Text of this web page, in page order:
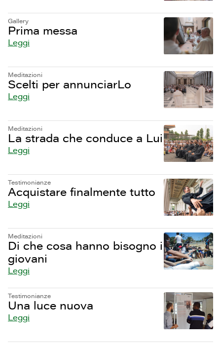
Gallery
Prima messa
Leggi
Meditazioni
Scelti per annunciarLo
Leggi
Meditazioni
La strada che conduce a Lui
Leggi
Testimonianze
Acquistare finalmente tutto
Leggi
Meditazioni
Di che cosa hanno bisogno i
giovani
Leggi
Testimonianze
Una luce nuova
Leggi